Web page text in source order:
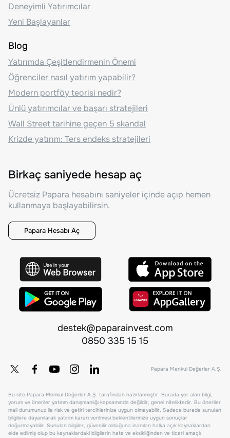
Deneyimli Yatırımcılar
Yeni Başlayanlar
Blog
Yatırımda Çeşitlendirmenin Önemi
Öğrenciler nasıl yatırım yapabilir?
Modern portföy teorisi nedir?
Ünlü yatırımcılar ve başarı stratejileri
Wall Street tarihine geçen 5 skandal
Krizde yatırım: Ters endeks stratejileri
Birkaç saniyede hesap aç
Ücretsiz Papara hesabını saniyeler içinde açıp hemen
kullanmaya başlayabilirsin.
Papara Hesabı Aç
destek@paparainvest.com
0850 335 15 15
Papara Menkul Değerler A.Ş.
Bu site Papara Menkul Değerler A.Ş. tarafından hazırlanmıştır. Burada yer alan bilgi,
yorum ve öneriler yatırım danışmanlığı kapsamında değildir, genel niteliktedir. Bu öneriler
mali durumunuz ile risk ve getiri tercihlerinize uygun olmayabilir. Sadece burada sunulan
bilgilere dayanılarak yatırım kararı verilmesi beklentilerinize uygun sonuçlar
doğurmayabilir. Sunulan bilgiler, güvenilir olduğuna inanılan halka açık kaynaklardan
elde edilmiş olup bu kaynaklardaki bilgilerin hata ve eksikliğinden ve ticari amaçlı